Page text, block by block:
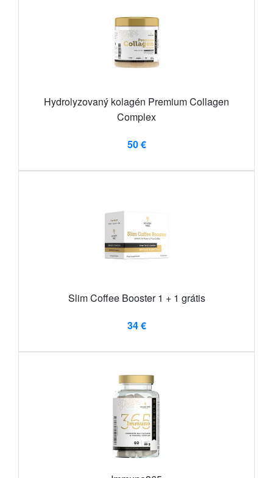
Hydrolyzovaný kolagén Premium Collagen
Complex
50 €
Slim Coffee Booster 1 + 1 grátis
34 €